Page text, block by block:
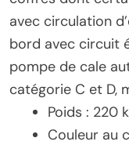
avec circulation
bord avec circuit
pompe de cale
catégorie C et D,
Poids : 220
Couleur au